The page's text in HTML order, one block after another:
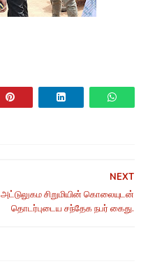
NEXT
அட்டுலுகம சிறுமியின் கொலையுடன்
தொடர்புடைய சந்தேக நபர் கைது.